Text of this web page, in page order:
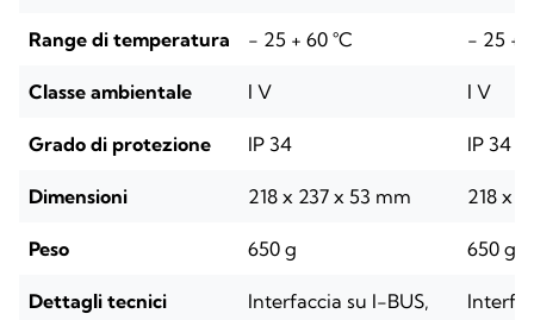
Range di temperatura - 25 + 60 °C - 25 +
Classe ambientale l V l V
Grado di protezione IP 34 IP 34
Dimensioni 218 x 237 x 53 mm 218 x
Peso 650 g 650 g
Dettagli tecnici
Interfaccia su I-BUS,